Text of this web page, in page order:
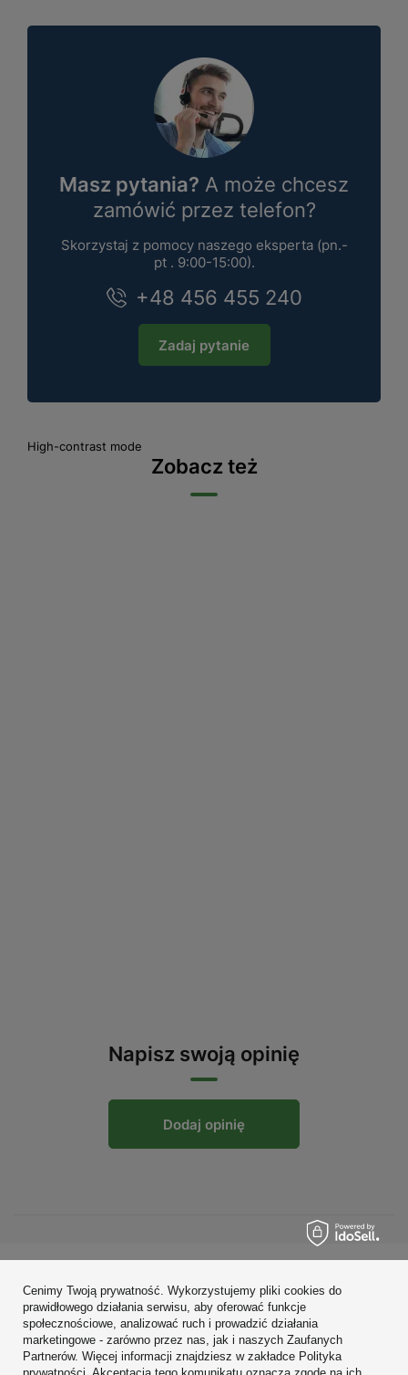
Masz pytania? A może chcesz
zamówić przez telefon?
Skorzystaj z pomocy naszego eksperta (pn.-
pt . 9:00-15:00).
+48 456 455 240
Zadaj pytanie
High-contrast mode
Zobacz też
Napisz swoją opinię
Dodaj opinię
Zamówienia
Konto
Regulaminy
Cenimy Twoją prywatność. Wykorzystujemy pliki cookies do
prawidłowego działania serwisu, aby oferować funkcje
społecznościowe, analizować ruch i prowadzić działania
marketingowe - zarówno przez nas, jak i naszych Zaufanych
Partnerów. Więcej informacji znajdziesz w zakładce Polityka